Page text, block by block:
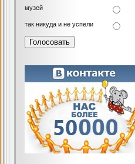
музей
так никуда и не успели